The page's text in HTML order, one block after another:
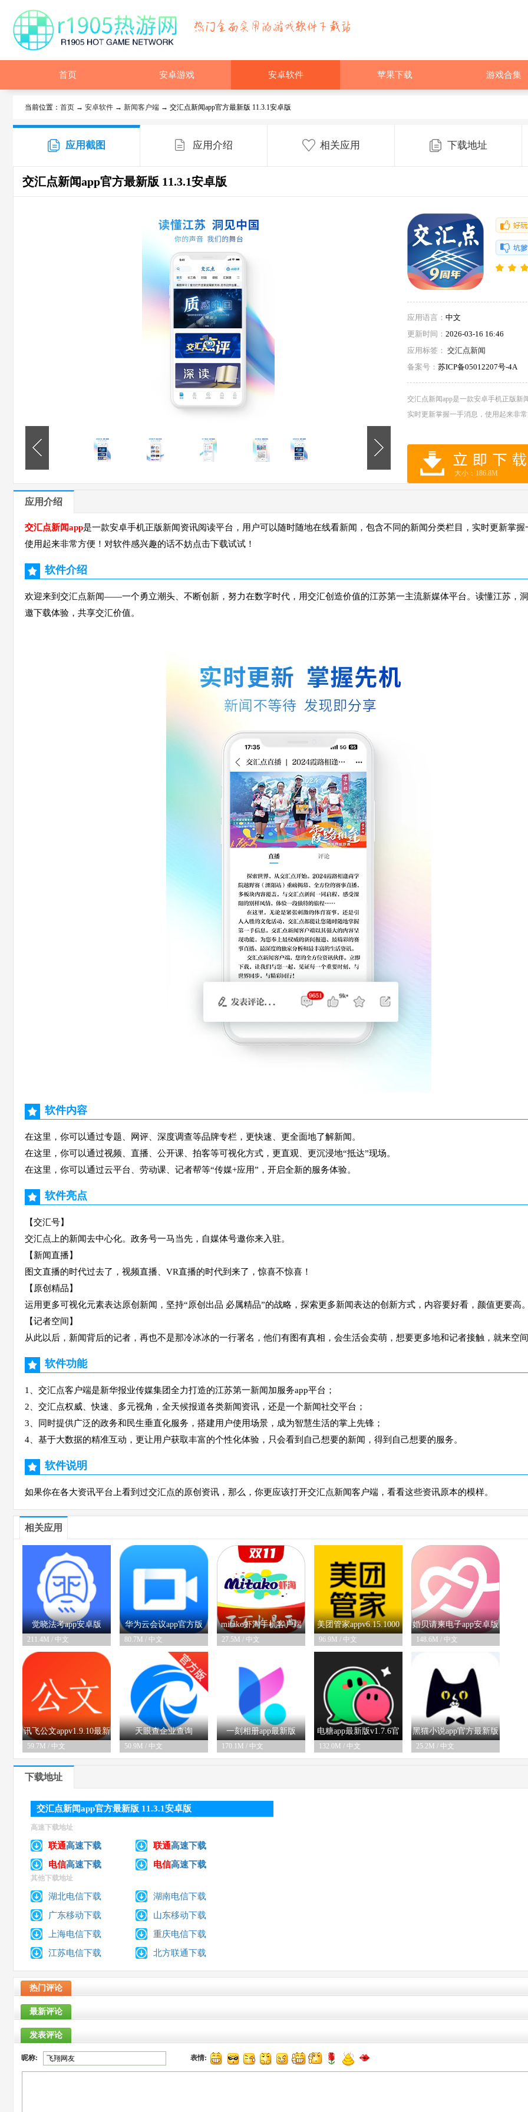
首页 安卓游戏 安卓软件 苹果下载 游戏合集
当前位置： 首页 → 安卓软件 → 新闻客户端 → 交汇点新闻app官方最新版 11.3.1安卓版
应用截图 应用介绍 相关应用 下载地址
交汇点新闻app官方最新版 11.3.1安卓版
应用语言： 中文
更新时间： 2026-03-16 16:46
应用标签： 交汇点新闻
备案号： 苏ICP备05012207号-4A
交汇点新闻app是一款安卓手机正版新
实时更新掌握一手消息，使用起来非
大小：186.8M
应用介绍
交汇点新闻app是一款安卓手机正版新闻资讯阅读平台，用户可以随时随地在线看新闻，包含不同的新闻分类栏目，实时更新掌握
使用起来非常方便！对软件感兴趣的话不妨点击下载试试！
软件介绍
欢迎来到交汇点新闻——一个勇立潮头、不断创新，努力在数字时代，用交汇创造价值的江苏第一主流新媒体平台。读懂江苏，
邀下载体验，共享交汇价值。
软件内容
在这里，你可以通过专题、网评、深度调查等品牌专栏，更快速、更全面地了解新闻。
在这里，你可以通过视频、直播、公开课、拍客等可视化方式，更直观、更沉浸地“抵达”现场。
在这里，你可以通过云平台、劳动课、记者帮等“传媒+应用”，开启全新的服务体验。
软件亮点
【交汇号】
交汇点上的新闻去中心化。政务号一马当先，自媒体号邀你来入驻。
【新闻直播】
图文直播的时代过去了，视频直播、VR直播的时代到来了，惊喜不惊喜！
【原创精品】
运用更多可视化元素表达原创新闻，坚持“原创出品 必属精品”的战略，探索更多新闻表达的创新方式，内容要好看，颜值更要高。
【记者空间】
从此以后，新闻背后的记者，再也不是那冷冰冰的一行署名，他们有图有真相，会生活会卖萌，想要更多地和记者接触，就来空
软件功能
1、交汇点客户端是新华报业传媒集团全力打造的江苏第一新闻加服务app平台；
2、交汇点权威、快速、多元视角，全天候报道各类新闻资讯，还是一个新闻社交平台；
3、同时提供广泛的政务和民生垂直化服务，搭建用户使用场景，成为智慧生活的掌上先锋；
4、基于大数据的精准互动，更让用户获取丰富的个性化体验，只会看到自己想要的新闻，得到自己想要的服务。
软件说明
如果你在各大资讯平台上看到过交汇点的原创资讯，那么，你更应该打开交汇点新闻客户端，看看这些资讯原本的模样。
相关应用
觉晓法考app安卓版
211.4M / 中文
03-05
华为云会议app官方版
v12.4.5安卓版
80.7M / 中文
06-03
mitako虾淘手机客户端
27.5M / 中文
美团管家appv6.15.1000
96.9M / 中文
03-16
婚贝请柬电子app安卓版
148.6M / 中文
讯飞公文appv1.9.10最新
版
59.7M / 中文
03-05
天眼查企业查询
50.9M / 中文
06-03
一刻相册app最新版
170.1M / 中文
03-05
电糖app最新版v1.7.6官
132.0M / 中文
06-03
黑猫小说app官方最新版
25.2M / 中文
11-14
下载地址
交汇点新闻app官方最新版 11.3.1安卓版
高速下载地址
联通高速下载 联通高速下载
电信高速下载 电信高速下载
其他下载地址
湖北电信下载
湖南电信下载
广东移动下载
山东移动下载
上海电信下载
重庆电信下载
江苏电信下载
北方联通下载
热门评论
最新评论
发表评论
昵称: 表情: